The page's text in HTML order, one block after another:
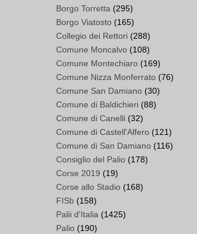
Borgo Torretta (295)
Borgo Viatosto (165)
Collegio dei Rettori (288)
Comune Moncalvo (108)
Comune Montechiaro (169)
Comune Nizza Monferrato (76)
Comune San Damiano (30)
Comune di Baldichieri (88)
Comune di Canelli (32)
Comune di Castell'Alfero (121)
Comune di San Damiano (116)
Consiglio del Palio (178)
Corse 2019 (19)
Corse allo Stadio (168)
FISb (158)
Palii d'Italia (1425)
Palio (190)